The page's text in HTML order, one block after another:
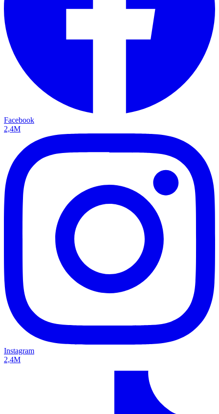
Facebook
2,4M
Instagram
2,4M